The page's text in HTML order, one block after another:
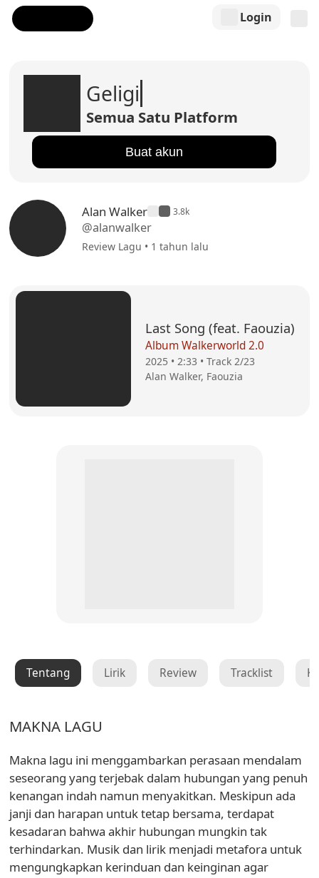
Login
Geligi
Semua Satu Platform
Buat akun
Alan Walker 3.8k
@alanwalker
Review Lagu • 1 tahun lalu
Last Song (feat. Faouzia)
Album Walkerworld 2.0
2025 • 2:33 • Track 2/23
Alan Walker, Faouzia
Tentang Lirik Review Tracklist
MAKNA LAGU
Makna lagu ini menggambarkan perasaan mendalam
seseorang yang terjebak dalam hubungan yang penuh
kenangan indah namun menyakitkan. Meskipun ada
janji dan harapan untuk tetap bersama, terdapat
kesadaran bahwa akhir hubungan mungkin tak
terhindarkan. Musik dan lirik menjadi metafora untuk
mengungkapkan kerinduan dan keinginan agar